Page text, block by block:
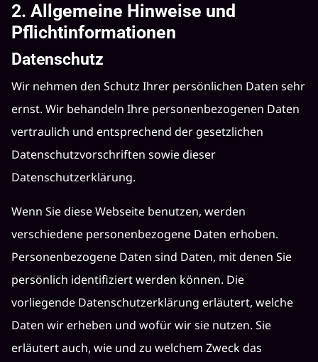
2. Allgemeine Hinweise und
Pflichtinformationen
Datenschutz
Wir nehmen den Schutz Ihrer persönlichen Daten sehr
ernst. Wir behandeln Ihre personenbezogenen Daten
vertraulich und entsprechend der gesetzlichen
Datenschutzvorschriften sowie dieser
Datenschutzerklärung.
Wenn Sie diese Webseite benutzen, werden
verschiedene personenbezogene Daten erhoben.
Personenbezogene Daten sind Daten, mit denen Sie
persönlich identifiziert werden können. Die
vorliegende Datenschutzerklärung erläutert, welche
Daten wir erheben und wofür wir sie nutzen. Sie
erläutert auch, wie und zu welchem Zweck das